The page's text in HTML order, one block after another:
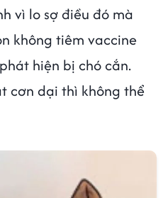
vì lo sợ điều đó mà
không tiêm vaccine
hiện bị chó cắn.
cơn dại thì không thể